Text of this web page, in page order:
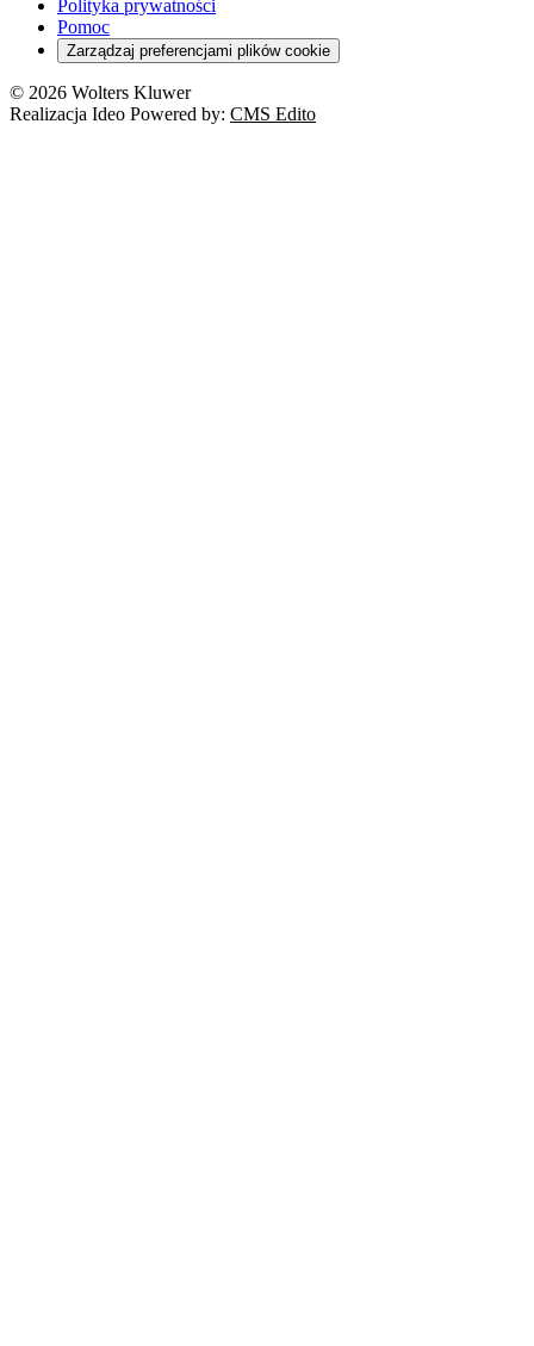
Polityka prywatności
Pomoc
Zarządzaj preferencjami plików cookie
© 2026 Wolters Kluwer
Realizacja Ideo Powered by: CMS Edito